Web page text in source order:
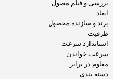
بررسی و فیلم مصول
ابعاد
برند و سازنده محصول
ظرفیت
استاندارد سرعت
سرعت خواندن
مقاوم در برابر
دسته بندی